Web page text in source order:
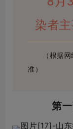
染者
（根据
准）
第